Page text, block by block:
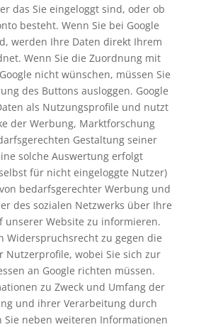
das Sie eingeloggt sind, oder ob
besteht. Wenn Sie bei Google
werden Ihre Daten direkt Ihrem
Wenn Sie die Zuordnung mit
nicht wünschen, müssen Sie
des Buttons ausloggen. Google
als Nutzungsprofile und nutzt
der Werbung, Marktforschung
Gestaltung seiner
solche Auswertung erfolgt
für nicht eingeloggte Nutzer)
bedarfsgerechter Werbung und
des sozialen Netzwerks über Ihre
unserer Website zu informieren.
Widerspruchsrecht zu gegen die
Nutzerprofile, wobei Sie sich zur
an Google richten müssen.
zu Zweck und Umfang der
und ihrer Verarbeitung durch
Sie neben weiteren Informationen